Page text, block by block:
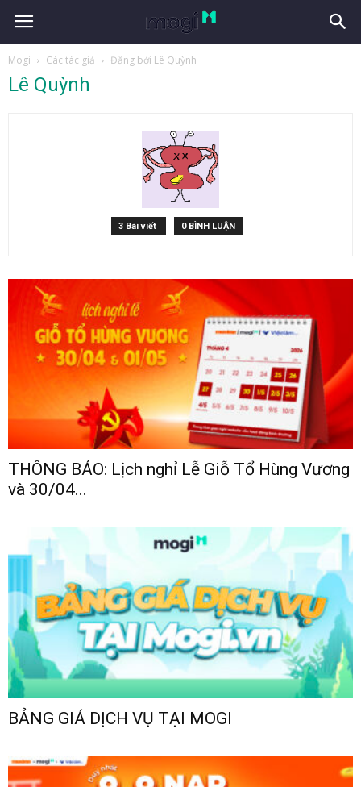
Mogi Các tác giả Đăng bởi Lê Quỳnh
Lê Quỳnh
3 Bài viết 0 BÌNH LUẬN
THÔNG BÁO: Lịch nghỉ Lễ Giỗ Tổ Hùng Vương
và 30/04...
BẢNG GIÁ DỊCH VỤ TẠI MOGI